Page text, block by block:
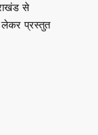
से
लेकर प्रस्तुत